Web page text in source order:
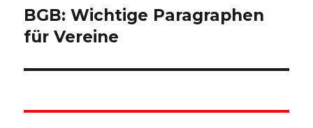
BGB: Wichtige Paragraphen
für Vereine